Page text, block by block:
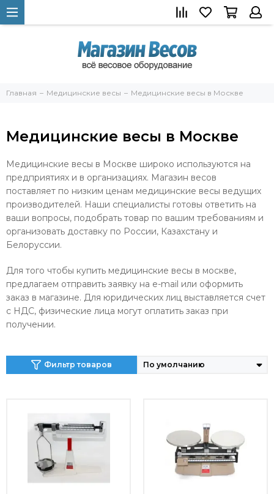
Главная Медицинские весы Медицинские весы в Москве
Медицинские весы в Москве
Медицинские весы в Москве широко используются на
предприятиях и в организациях. Магазин весов
поставляет по низким ценам медицинские весы ведущих
производителей. Наши специалисты готовы ответить на
ваши вопросы, подобрать товар по вашим требованиям и
организовать доставку по России, Казахстану и
Белоруссии.
Для того чтобы купить медицинские весы в москве,
предлагаем отправить заявку на e-mail или оформить
заказ в магазине. Для юридических лиц выставляется счет
с НДС, физические лица могут оплатить заказ при
получении.
Фильтр товаров